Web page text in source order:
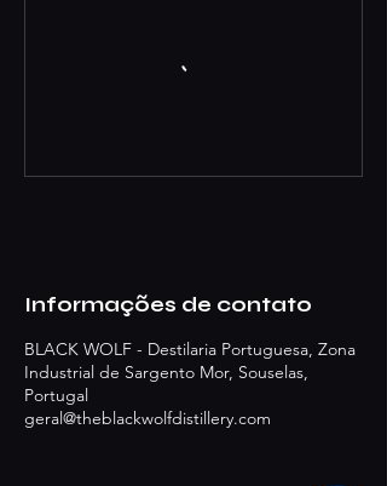
Informações de contato
BLACK WOLF - Destilaria Portuguesa, Zona
Industrial de Sargento Mor, Souselas,
Portugal
geral@theblackwolfdistillery.com